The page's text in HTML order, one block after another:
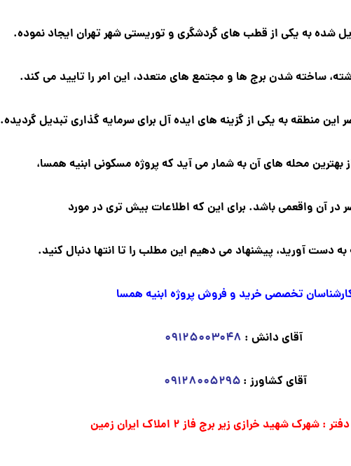
شده به یکی از قطب های گردشگری و توریستی شهر تهران ایجاد نموده.
ساخته شدن برج ها و مجتمع های متعدد، این امر را تایید می کند.
منطقه به یکی از گزینه های ایده آل برای سرمایه گذاری تبدیل گردیده.
محله های آن به شمار می آید که پروژه مسکونی ابنیه همسا،
در آن واقعمی باشد. برای این که اطلاعات بیش تری در مورد
به دست آورید، پیشنهاد می دهیم این مطلب را تا انتها دنبال کنید.
تخصصی خرید و فروش پروژه ابنیه همسا
آقای دانش : ۰۹۱۲۵۰۰۳۰۴۸
آقای کشاورز :۰۹۱۲۸۰۰۵۲۹۵
: شهرک شهید خرازی زیر برج فاز ۲ املاک ایران زمین